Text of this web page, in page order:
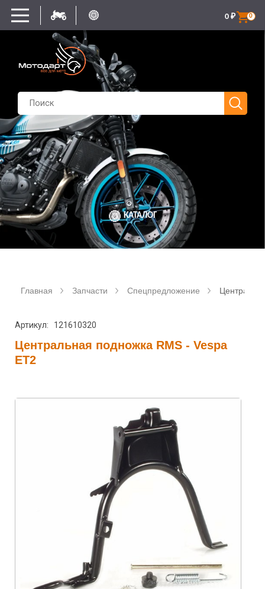
0
0 ₽
КАТАЛОГ
Главная Запчасти Спецпредложение
Артикул: 121610320
Центральная подножка RMS - Vespa
ET2